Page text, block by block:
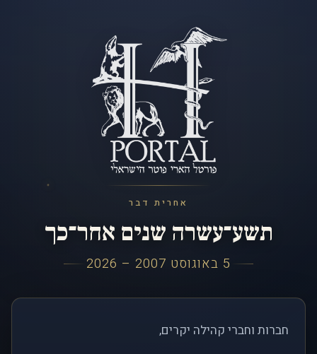
אחרית דבר
תשע־עשרה שנים אחר־כך
5 באוגוסט 2007 – 2026
חברות וחברי קהילה יקרים,